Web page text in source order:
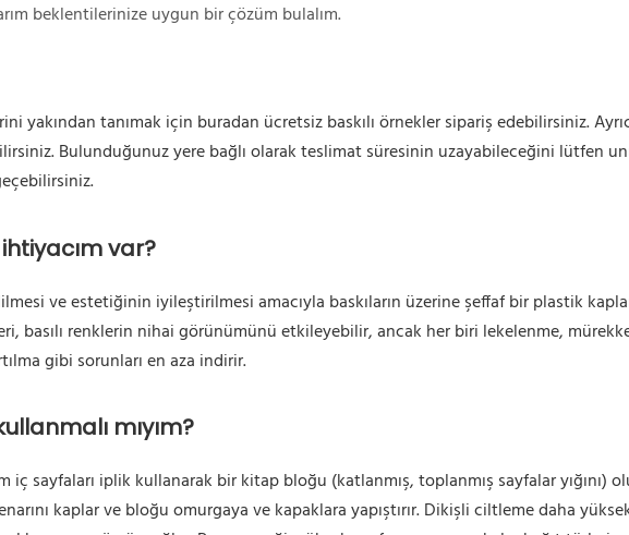
beklentilerinize uygun bir çözüm bulalım.
yakından tanımak için buradan ücretsiz baskılı örnekler sipariş edebilirsiniz.
Bulunduğunuz yere bağlı olarak teslimat süresinin uzayabileceğini lütfen
var?
ve estetiğinin iyileştirilmesi amacıyla baskıların üzerine şeffaf bir plastik
basılı renklerin nihai görünümünü etkileyebilir, ancak her biri lekelenme,
gibi sorunları en aza indirir.
mıyım?
sayfaları iplik kullanarak bir kitap bloğu (katlanmış, toplanmış sayfalar yığını)
kaplar ve bloğu omurgaya ve kapaklara yapıştırır. Dikişli ciltleme daha